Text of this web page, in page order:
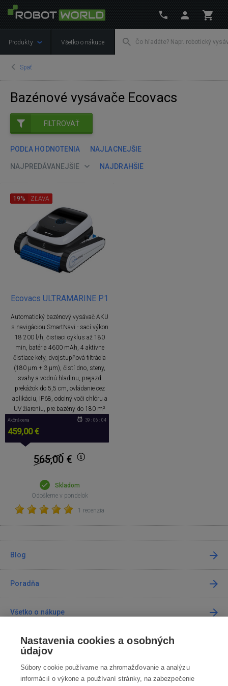
Produkty Všetko o nákupe
Späť
Bazénové vysávače Ecovacs
FILTROVAŤ
PODĽA HODNOTENIA NAJLACNEJŠIE
NAJPREDÁVANEJŠIE NAJDRAHŠIE
Ecovacs ULTRAMARINE P1
Automatický bazénový vysávač AKU
s navigáciou SmartNavi - sací výkon
18 200 l/h, čistiaci cyklus až 180
min, batéria 4600 mAh, 4 aktívne
čistiace kefy, dvojstupňová filtrácia
(180 μm + 3 μm), čistí dno, steny,
svahy a vodnú hladinu, prejazd
prekážok do 5,5 cm, ovládanie cez
aplikáciu, IP68, odolný voči chlóru a
UV žiareniu, pre bazény do 180 m²
19% ZĽAVA
Akčná cena
459,00 €
39 : 06 : 04
565,00 €
Skladom
Odošleme v pondelok
1 recenzia
Blog
Poradňa
Všetko o nákupe
Predajne
Kontakt
Nastavenia cookies a osobných
údajov
Súbory cookie používame na zhromažďovanie a analýzu
informácií o výkone a používaní stránky, na zabezpečenie